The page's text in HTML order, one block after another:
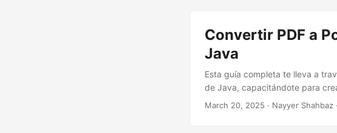
Convertir PDF a
Java
Esta guía completa te lleva a
de Java, capacitándote para
March 20, 2025 · Nayyer Shahbaz